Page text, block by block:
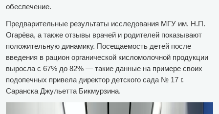
обеспечение.
Предварительные результаты исследования МГУ им. Н.П.
Огарёва, а также отзывы врачей и родителей показывают
положительную динамику. Посещаемость детей после
введения в рацион органической кисломолочной продукции
выросла с 67% до 82% — такие данные на примере своих
подопечных привела директор детского сада № 17 г.
Саранска Джульетта Бикмурзина.